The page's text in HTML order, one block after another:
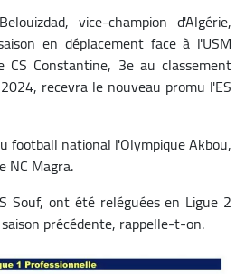
vice-champion d'Algérie,
en déplacement face à l'USM
CS Constantine, 3e au classement
recevra le nouveau promu l'ES
football national l'Olympique Akbou,
NC Magra.
Souf, ont été reléguées en Ligue 2
précédente, rappelle-t-on.